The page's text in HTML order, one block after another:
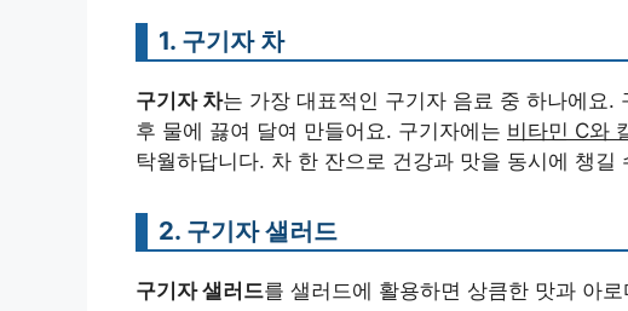
1. 구기자 차
구기자 차는 가장 대표적인 구기자 음료 중 하나에요
후 물에 끓여 달여 만들어요. 구기자에는 비타민 C와
탁월하답니다. 차 한 잔으로 건강과 맛을 동시에 챙길
2. 구기자 샐러드
구기자 샐러드를 샐러드에 활용하면 상큼한 맛과 아